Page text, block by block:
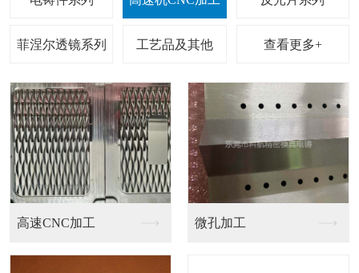
查看更多+
反光片 反光片生产